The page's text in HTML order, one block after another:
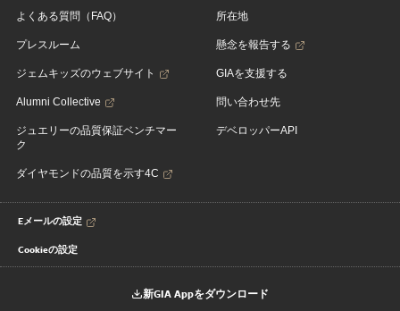
よくある質問（FAQ）
プレスルーム
ジェムキッズのウェブサイト
Alumni Collective
ジュエリーの品質保証ベンチマー
ク
ダイヤモンドの品質を示す4C
所在地
懸念を報告する
GIAを支援する
問い合わせ先
デベロッパーAPI
Eメールの設定
Cookieの設定
新GIA Appをダウンロード